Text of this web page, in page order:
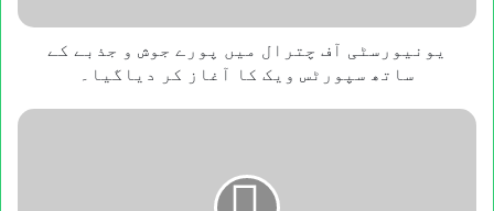
کے
کا
یونیورسٹی آف چترال میں پورے جوش و جذبے کے
ساتھ سپورٹس ویک کا آغاز کر دیاگیا۔
TENDER